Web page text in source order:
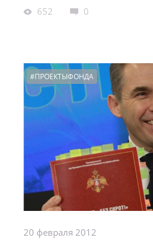
652 0
#ПРОЕКТЫФОНДА
20 февраля 2012